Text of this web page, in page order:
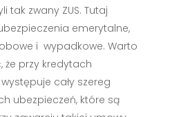
tak zwany ZUS. Tutaj
emerytalne,
i wypadkowe. Warto
że przy kredytach
cały szereg
ubezpieczeń, które są